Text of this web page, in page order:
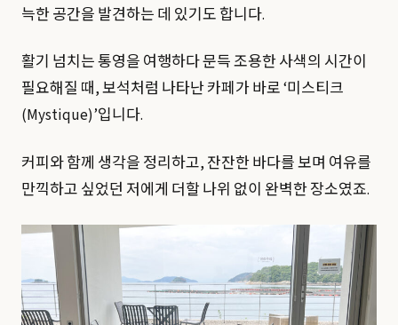
늑한 공간을 발견하는 데 있기도 합니다.
활기 넘치는 통영을 여행하다 문득 조용한 사색의 시간이
필요해질 때, 보석처럼 나타난 카페가 바로 ‘미스티크
(Mystique)’입니다.
커피와 함께 생각을 정리하고, 잔잔한 바다를 보며 여유를
만끽하고 싶었던 저에게 더할 나위 없이 완벽한 장소였죠.